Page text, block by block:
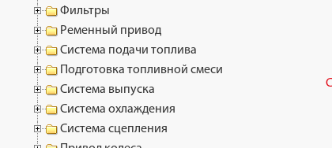
Фильтры
Ременный привод
Система подачи топлива
Подготовка топливной смеси
Система выпуска
Система охлаждения
Система сцепления